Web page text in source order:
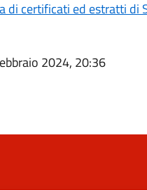
di certificati ed estratti di
2024, 20:36